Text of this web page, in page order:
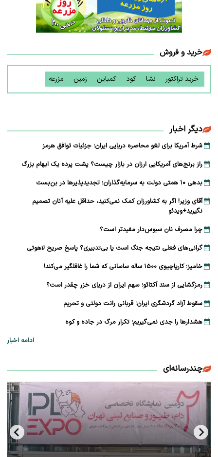
خرید و فروش
خرید تراکتور نشا کود کمباین زمین مزرعه
دیگر اخبار
شرط آمریکا برای لغو محاصره دریایی ایران؛ جزئیات توافق هرمز
راز برنج‌های آمریکایی ارزان در بازار چیست؟ پشت پرده یک ابهام بزرگ
بدهی ۱۰ همتی دولت به سرمایه‌گذاران؛ تجدیدپذیرها در بن‌بست
آقای وزیر! اگر به کشاورزان کمک نمی‌کنید، حداقل علیه آنان تصمیم
نگیرید+ویدئو
چرا مصرف نان سبوس‌دار مفیدتر است؟
گرانی‌های فعلی نتیجه جنگ است یا بی‌تدبیری؟ پاسخ صریح لاهوتی
خامیز؛ کارپاچیوی ۱۵۰۰ ساله ساسانی که شما را غافلگیر می‌کند!
رمزگشایی از سند آکتائو؛ سهم ایران از دریای خزر چقدر است؟
سقوط آزاد گردشگری ایران؛ قربانی رانت دولتی و تحریم
هشدارها را جدی نمی‌گیریم؛ تکرار مرگ در جاده و کوه
ادامه اخبار
چندرسانه‌ای